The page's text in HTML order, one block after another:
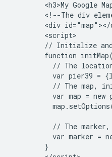
<h3>My Google
<!--The div
<div id="map"></
        <script>
// Initialize
function
// The
var pier39 =
// The map,
var map = new
// The
var marker =
        }